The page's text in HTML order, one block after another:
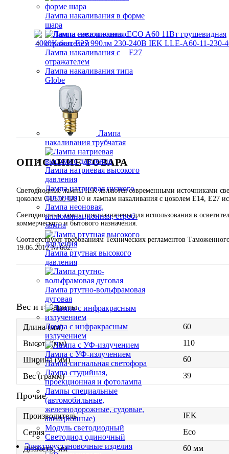
Лампа накаливания в форме
шара
Лампа накаливания с
отражателем
Лампа накаливания типа
Globe
Лампа
накаливания трубчатая
Лампа натриевая высокого
давления
Лампа натриевая низкого
давления
Лампа неоновая,
иллюминационная, строб-
лампа
Лампа ртутная высокого
давления
Лампа ртутно-вольфрамовая
дуговая
Лампа с инфракрасным
излучением
Лампа с УФ-излучением
Лампа сигнальная светофора
Лампа студийная,
проекционная и фотолампа
Лампы специальные
(автомобильные,
железнодорожные, судовые,
авиационные)
Модуль светодиодный
Светодиод одиночный
Электроустановочные изделия
ОПИСАНИЕ ТОВАРА
Светодиодные лампы IEK являются современными источниками
цоколем GU5.3, GU10 и лампам накаливания с цоколем Е14, Е27
Светодиодные лампы предназначены для использования в
коммерческого и бытового назначения.
Соответствуют требованиям Технических регламентов
19.06.2012 № 602.
Вес и габариты
Длина (мм)
60
Высота (мм)
110
Ширина (мм)
60
Вес (грамм)
39
Прочие
Производитель
IEK
Серия
Eco
Диаметр, мм
60 мм